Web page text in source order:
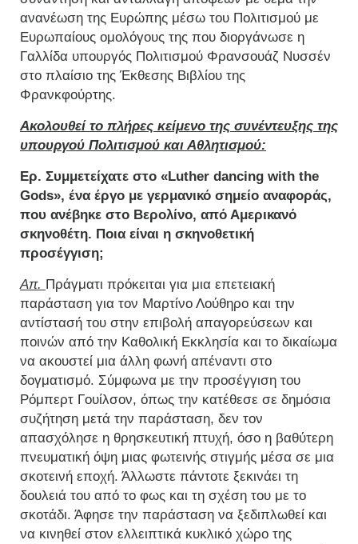
ανανέωση της Ευρώπης μέσω του Πολιτισμού με
Ευρωπαίους ομολόγους της που διοργάνωσε η
Γαλλίδα υπουργός Πολιτισμού Φρανσουάζ Νυσσέν
στο πλαίσιο της Έκθεσης Βιβλίου της
Φρανκφούρτης.
Ακολουθεί το πλήρες κείμενο της συνέντευξης της
υπουργού Πολιτισμού και Αθλητισμού:
Ερ. Συμμετείχατε στο «Luther dancing with the
Gods», ένα έργο με γερμανικό σημείο αναφοράς,
που ανέβηκε στο Βερολίνο, από Αμερικανό
σκηνοθέτη. Ποια είναι η σκηνοθετική
προσέγγιση;
Απ. Πράγματι πρόκειται για μια επετειακή
παράσταση για τον Μαρτίνο Λούθηρο και την
αντίστασή του στην επιβολή απαγορεύσεων και
ποινών από την Καθολική Εκκλησία και το δικαίωμα
να ακουστεί μια άλλη φωνή απέναντι στο
δογματισμό. Σύμφωνα με την προσέγγιση του
Ρόμπερτ Γουίλσον, όπως την κατέθεσε σε δημόσια
συζήτηση μετά την παράσταση, δεν τον
απασχόλησε η θρησκευτική πτυχή, όσο η βαθύτερη
πνευματική όψη μιας φωτεινής στιγμής μέσα σε μια
σκοτεινή εποχή. Άλλωστε πάντοτε ξεκινάει τη
δουλειά του από το φως και τη σχέση του με το
σκοτάδι. Άφησε την παράσταση να ξεδιπλωθεί και
να κινηθεί στον ελλειπτικά κυκλικό χώρο της